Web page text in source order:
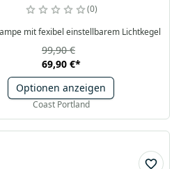
0
mit fexibel einstellbarem Lichtkegel
69,90 €*
99,90 €
Optionen anzeigen
Coast Portland